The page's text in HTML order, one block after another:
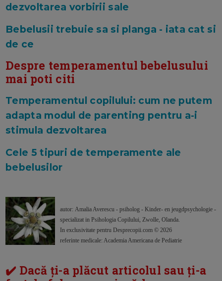
dezvoltarea vorbirii sale
Bebelusii trebuie sa si planga - iata cat si
de ce
Despre temperamentul bebelusului
mai poti citi
Temperamentul copilului: cum ne putem
adapta modul de parenting pentru a-i
stimula dezvoltarea
Cele 5 tipuri de temperamente ale
bebelusilor
autor: Amalia Averescu - psiholog - Kinder- en jeugdpsychologie -
specializat in Psihologia Copilului, Zwolle, Olanda.
In exclusivitate pentru Desprecopii.com © 2026
referinte medicale: Academia Americana de Pediatrie
✔️ Dacă ți-a plăcut articolul sau ți-a